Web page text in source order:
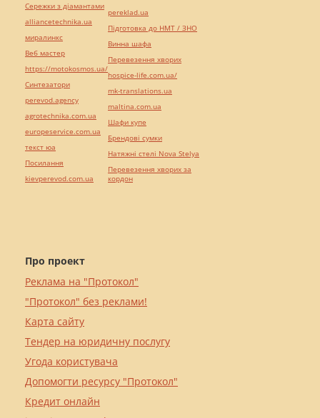
Про проект
Реклама на "Протокол"
"Протокол" без реклами!
Карта сайту
Тендер на юридичну послугу
Угода користувача
Допомогти ресурсу "Протокол"
Кредит онлайн
Сережки з діамантами
alliancetechnika.ua
миралинкс
Веб мастер
https://motokosmos.ua/
Синтезатори
perevod.agency
agrotechnika.com.ua
europeservice.com.ua
текст юа
Посилання
kievperevod.com.ua
pereklad.ua
Підготовка до НМТ / ЗНО
Винна шафа
Перевезення хворих
hospice-life.com.ua/
mk-translations.ua
maltina.com.ua
Шафи купе
Брендові сумки
Натяжні стелі Nova Stelya
Перевезення хворих за
кордон